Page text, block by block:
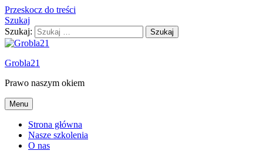
Przeskocz do treści
Szukaj
Szukaj:
Grobla21
Prawo naszym okiem
Menu
Strona główna
Nasze szkolenia
O nas